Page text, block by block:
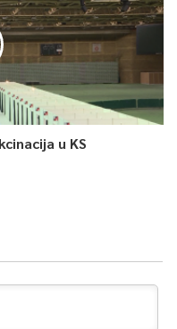
za područje Općine
značaja za KS, za Grad
trebaju biti ponosni
je Srđan Mandić,
agregata na pravcu
u KS